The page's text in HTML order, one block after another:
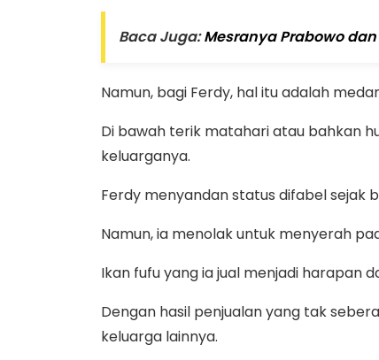
Baca Juga:Mesranya Prabowo
Namun, bagi Ferdy, hal itu adalah
Di bawah terik matahari atau bahkan
keluarganya.
Ferdy menyandan status difabel sejak
Namun, ia menolak untuk menyerah
Ikan fufu yang ia jual menjadi harapan
Dengan hasil penjualan yang tak
keluarga lainnya.